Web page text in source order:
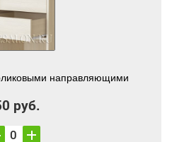
направляющими
руб.